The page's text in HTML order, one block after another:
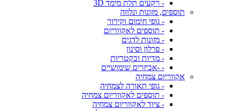
- רקעים תלת מימד 3D
תוספים, מזונות ונלווה
- גופי חימום וקירור
- תוספים לאקווריום
- מזונות לדגים
- פרלון וסינון
- מדיות ובקטריות
- -אביזרים שימושיים
אקווריום צמחיה
- גופי תאורה לצמחיה
- תוספים לאקווריום צמחיה
- ציוד לאקווריום צמחיה